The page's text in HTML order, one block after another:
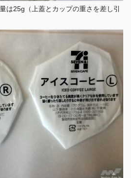
は25g（上蓋とカップの重さを差し引